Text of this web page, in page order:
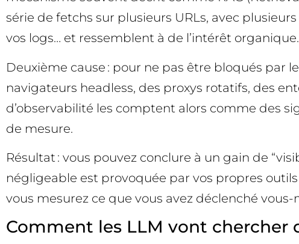
série de fetchs sur plusieurs URLs, avec
vos logs… et ressemblent à de l’intérêt organique.
Deuxième cause : pour ne pas être bloqués par
navigateurs headless, des proxys rotatifs, des
d’observabilité les comptent alors comme des
de mesure.
Résultat : vous pouvez conclure à un gain de
négligeable est provoquée par vos propres
vous mesurez ce que vous avez déclenché vous-
Comment les LLM vont chercher